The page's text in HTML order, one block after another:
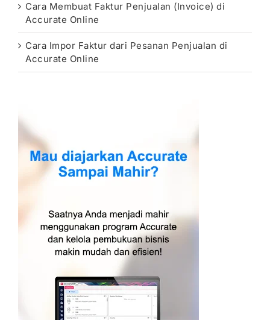
Cara Membuat Faktur Penjualan (Invoice) di
Accurate Online
Cara Impor Faktur dari Pesanan Penjualan di
Accurate Online